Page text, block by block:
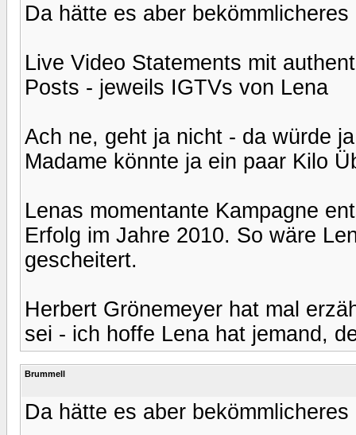
Da hätte es aber
Live Video Statements mit
Posts - jeweils IGTVs von Lena
Ach ne, geht ja nicht - da würde
Madame könnte ja ein paar Kilo
Lenas momentante Kampagne
Erfolg im Jahre 2010. So wäre
gescheitert.
Herbert Grönemeyer hat mal
sei - ich hoffe Lena hat jemand,
Brummell
Da hätte es aber